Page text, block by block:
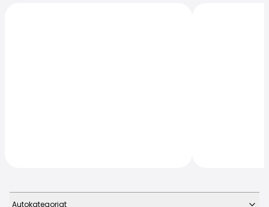
Autokategoriat